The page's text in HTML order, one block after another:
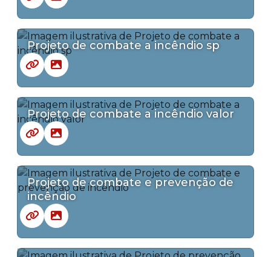
Projeto de combate a incêndio sp
Projeto de combate a incêndio valor
Projeto de combate e prevenção de
incêndio